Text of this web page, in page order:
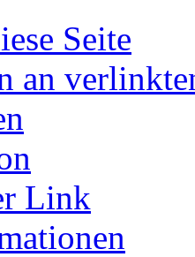
Seite
an
Link